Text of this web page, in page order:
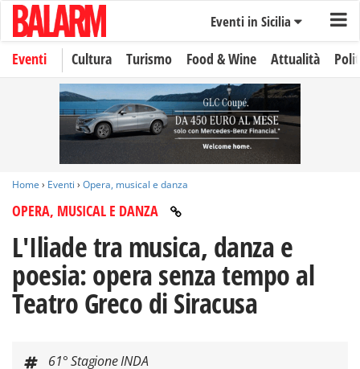
Eventi in Sicilia
Eventi Cultura Turismo Food & Wine Attualità
Home › Eventi › Opera, musical e danza
OPERA, MUSICAL E DANZA
L'Iliade tra musica, danza e
poesia: opera senza tempo al
Teatro Greco di Siracusa
61° Stagione INDA